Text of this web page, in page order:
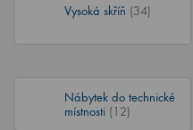
Vysoká skříň (34)
Nábytek do technické
místnosti (12)